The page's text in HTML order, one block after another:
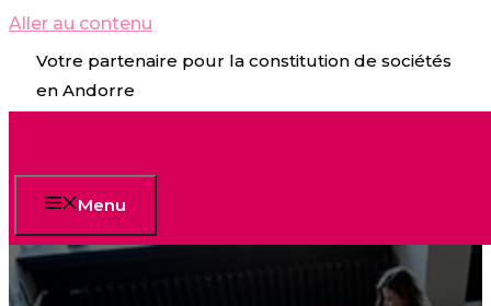
Aller au contenu
Votre partenaire pour la constitution de sociétés
en Andorre
Menu